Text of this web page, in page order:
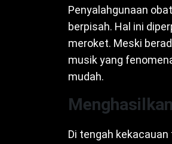
Penyalahgunaan
berpisah. Hal ini
meroket. Meski
musik yang
mudah.
Di tengah kekacauan